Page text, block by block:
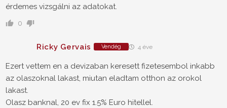
érdemes vizsgálni az adatokat.
0
Ricky Gervais Vendég 4 éve
Ezert vettem en a devizaban keresett fizetesembol inkabb
az olaszoknal lakast, miutan eladtam otthon az orokol
lakast.
Olasz banknal, 20 ev fix 1.5% Euro hitellel.